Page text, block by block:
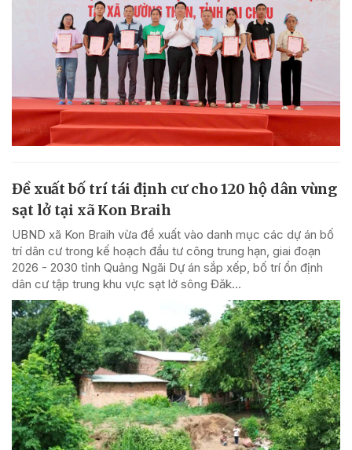
Đề xuất bố trí tái định cư cho 120 hộ dân vùng
sạt lở tại xã Kon Braih
UBND xã Kon Braih vừa đề xuất vào danh mục các dự án bố
trí dân cư trong kế hoạch đầu tư công trung hạn, giai đoạn
2026 - 2030 tỉnh Quảng Ngãi Dự án sắp xếp, bố trí ổn định
dân cư tập trung khu vực sạt lở sông Đăk...